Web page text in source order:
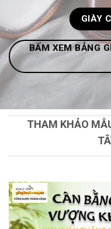
GIÀY
BẤM XEM BẢNG
THAM KHẢO